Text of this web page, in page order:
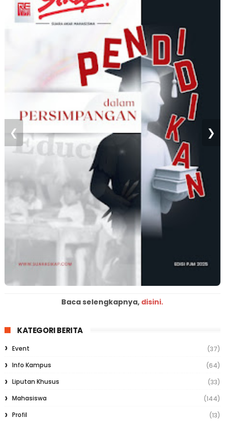
❮ ❯
Baca selengkapnya, disini.
KATEGORI BERITA
Event
(37)
Info Kampus
(64)
Liputan Khusus
(33)
Mahasiswa
(144)
Profil
(13)